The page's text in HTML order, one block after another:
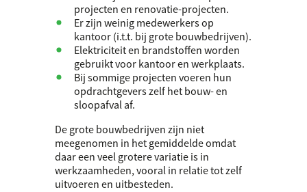
projecten en renovatie-projecten.
Er zijn weinig medewerkers op
kantoor (i.t.t. bij grote bouwbedrijven).
Elektriciteit en brandstoffen worden
gebruikt voor kantoor en werkplaats.
Bij sommige projecten voeren hun
opdrachtgevers zelf het bouw- en
sloopafval af.
De grote bouwbedrijven zijn niet
meegenomen in het gemiddelde omdat
daar een veel grotere variatie is in
werkzaamheden, vooral in relatie tot zelf
uitvoeren en uitbesteden.